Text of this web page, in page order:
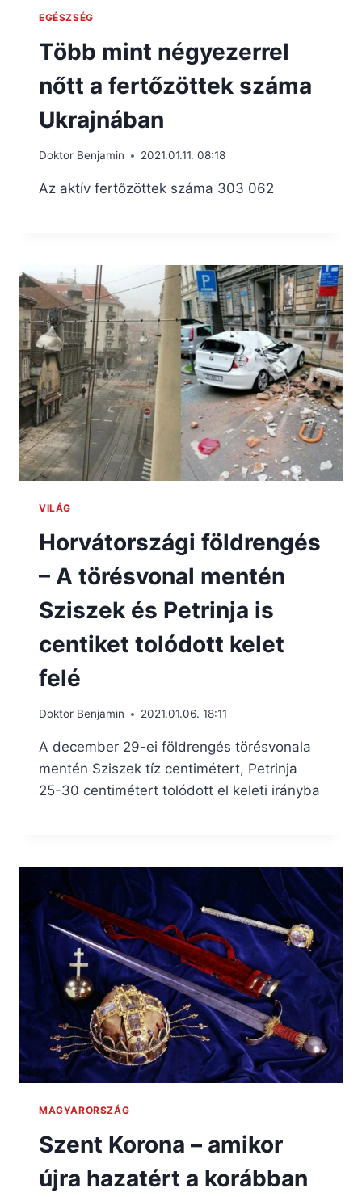
EGÉSZSÉG
Több mint négyezerrel
nőtt a fertőzöttek száma
Ukrajnában
Doktor Benjamin 2021.01.11. 08:18
Az aktív fertőzöttek száma 303 062
VILÁG
Horvátországi földrengés
– A törésvonal mentén
Sziszek és Petrinja is
centiket tolódott kelet
felé
Doktor Benjamin 2021.01.06. 18:11
A december 29-ei földrengés törésvonala
mentén Sziszek tíz centimétert, Petrinja
25-30 centimétert tolódott el keleti irányba
MAGYARORSZÁG
Szent Korona – amikor
újra hazatért a korábban